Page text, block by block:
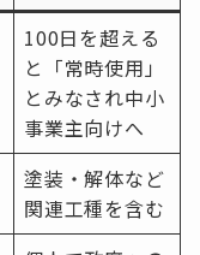
100日を超える
と「常時使用」
とみなされ中小
事業主向けへ
塗装・解体など
関連工種を含む